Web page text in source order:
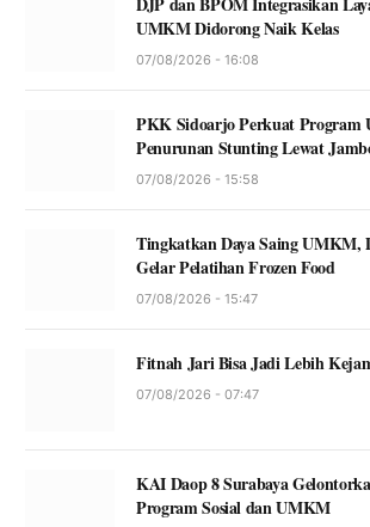
UMKM Didorong Naik Kelas
07/08/2026 - 16:08
PKK Sidoarjo Perkuat Program
Penurunan Stunting Lewat
07/08/2026 - 15:58
Tingkatkan Daya Saing UMKM,
Gelar Pelatihan Frozen Food
07/08/2026 - 15:47
Fitnah Jari Bisa Jadi Lebih
07/08/2026 - 07:47
KAI Daop 8 Surabaya
Program Sosial dan UMKM